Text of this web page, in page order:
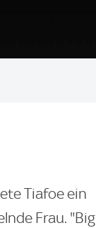
Tiafoe ein
Frau. "Big